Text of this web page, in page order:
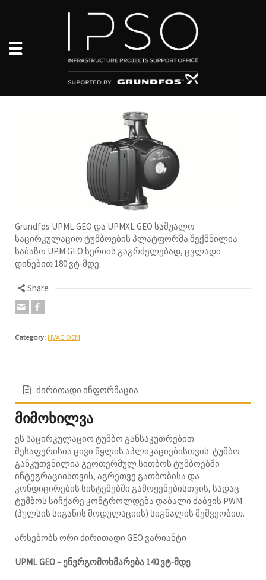
Grundfos UPML GEO და UPMXL GEO საშუალო
საცირკულაციო ტუმბოების პლატფორმა შექმნილია
საბაზო UPM GEO სერიის გაგრძელებად, ცვლადი
დინებით 180 ვტ-მდე.
Share
Category: HVAC OEM
ძირითადი ინფორმაცია
მიმოხილვა
ეს საცირკულაციო ტუმბო განსაკუთრებით
შესაფერისია ცივი წყლის აპლიკაციებისთვის. ტუმბო
განკუთვნილია გეოთერმულ სითბოს ტუმბოებში
ინტეგრაციისთვის, აგრეთვე გათბობისა და
კონდიცირების სისტემებში გამოყენებისთვის, სადაც
ტუმბოს სიჩქარე კონტროლდება დაბალი ძაბვის PWM
(პულსის სიგანის მოდულაციის) სიგნალის მეშვეობით.
არსებობს ორი ძირითადი GEO ვარიანტი
UPML GEO – ენერგომოხმარება 140 ვტ-მდე